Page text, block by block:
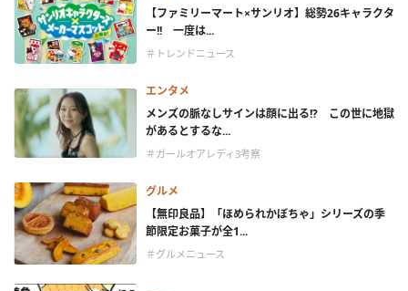
【ファミリーマート×サンリオ】総勢26キャラクタ
ー!! 一度は...
＃トレンドニュース
エンタメ
メンズの脈なしサインは顔に出る!? この世に地獄
があるとするな...
＃ガールオアレディ3考察
グルメ
【無印良品】「ほめられかぼちゃ」シリーズの季
節限定お菓子が全1...
＃グルメニュース